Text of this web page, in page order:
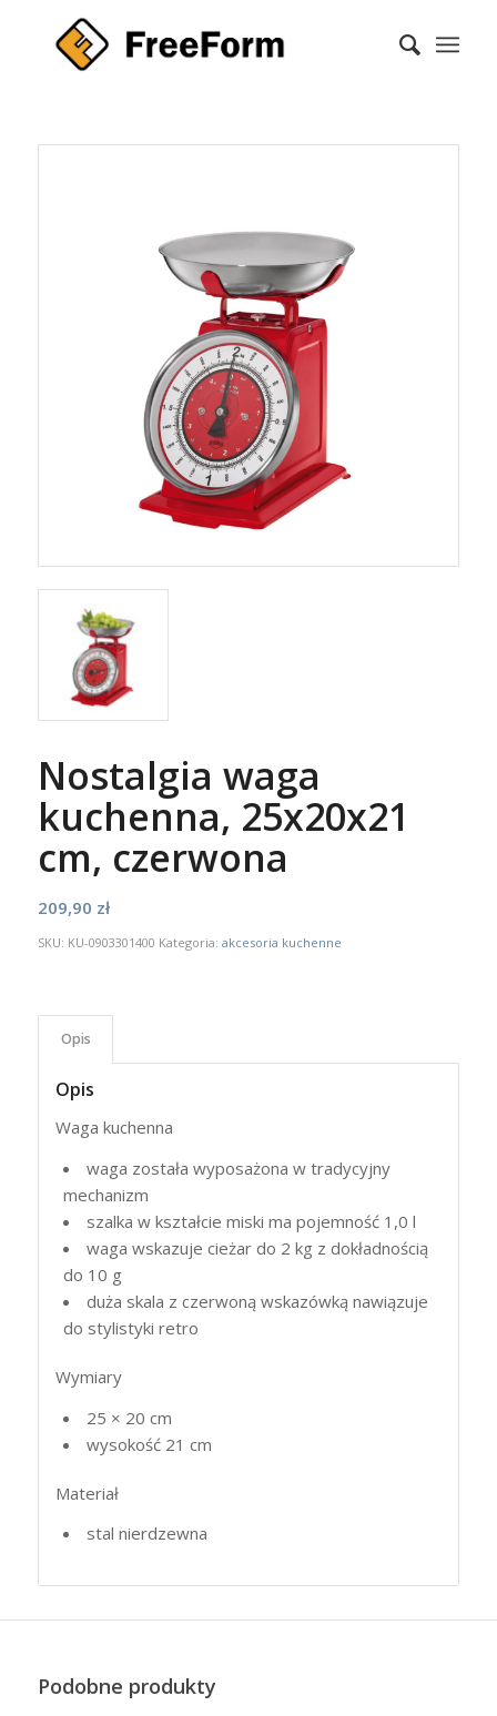
Nostalgia waga
kuchenna, 25x20x21
cm, czerwona
209,90 zł
SKU: KU-0903301400 Kategoria: akcesoria kuchenne
Opis
Opis
Waga kuchenna
waga została wyposażona w tradycyjny
mechanizm
szalka w kształcie miski ma pojemność 1,0 l
waga wskazuje cieżar do 2 kg z dokładnością
do 10 g
duża skala z czerwoną wskazówką nawiązuje
do stylistyki retro
Wymiary
25 × 20 cm
wysokość 21 cm
Materiał
stal nierdzewna
Podobne produkty